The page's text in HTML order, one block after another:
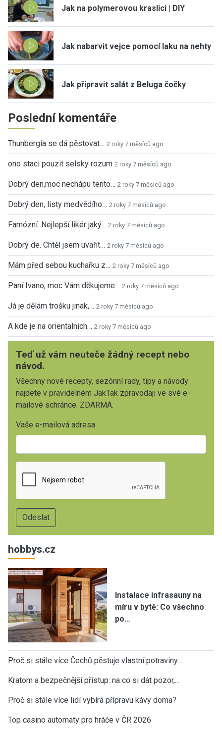
Jak na polymerovou kraslici | DIY
Jak nabarvit vejce pomocí laku na nehty
Jak připravit salát z Beluga čočky
Poslední komentáře
Thunbergia se dá pěstovat… 2 roky 7 měsíců ago
ono staci pouzit selsky rozum 2 roky 7 měsíců ago
Dobrý den,moc nechápu tento… 2 roky 7 měsíců ago
Dobrý den, listy medvědího… 2 roky 7 měsíců ago
Famózní. Nejlepší likér jaký… 2 roky 7 měsíců ago
Dobrý de. Chtěl jsem uvařit… 2 roky 7 měsíců ago
Mám před sebou kuchařku z… 2 roky 7 měsíců ago
Paní Ivano, moc Vám děkujeme… 2 roky 7 měsíců ago
Já je dělám trošku jinak,… 2 roky 7 měsíců ago
A kde je na orientalnich… 2 roky 7 měsíců ago
Teď už vám neuteče žádný recept nebo
návod.
Všechny nové recepty, sezónní rady, tipy a návody
najdete v pravidelném JakTak zpravodaji ve své e-
mailové schránce. ZDARMA.
Vaše e-mailová adresa
hobbys.cz
Instalace infrasauny na
míru v bytě: Co všechno
po…
Proč si stále více Čechů pěstuje vlastní potraviny…
Kratom a bezpečnější přístup: na co si dát pozor,…
Proč si stále více lidí vybírá přípravu kávy doma?
Top casino automaty pro hráče v ČR 2026